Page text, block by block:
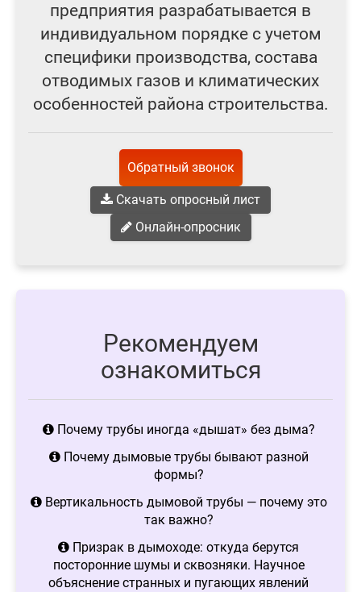
предприятия разрабатывается в
индивидуальном порядке с учетом
специфики производства, состава
отводимых газов и климатических
особенностей района строительства.
Обратный звонок
Скачать опросный лист
Онлайн-опросник
Рекомендуем
ознакомиться
Почему трубы иногда «дышат» без дыма?
Почему дымовые трубы бывают разной
формы?
Вертикальность дымовой трубы — почему это
так важно?
Призрак в дымоходе: откуда берутся
посторонние шумы и сквозняки. Научное
объяснение странных и пугающих явлений